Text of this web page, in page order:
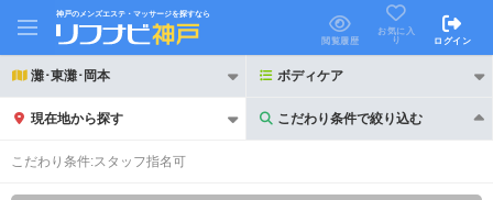
神戸のメンズエステ・マッサージを探すなら
閲覧履歴
お気に入
り
ログイン
灘･東灘･岡本 ボディケア
現在地から探す こだわり条件で絞り込む
こだわり条件で絞り込む
こだわり条件:スタッフ指名可